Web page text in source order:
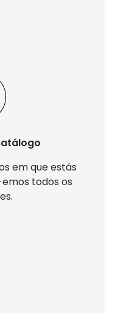
em que estás
todos os